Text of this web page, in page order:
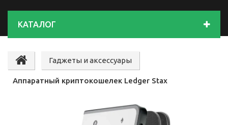
КАТАЛОГ
Гаджеты и аксессуары
Аппаратный криптокошелек Ledger Stax